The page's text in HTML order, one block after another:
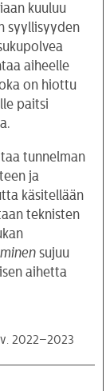
kuuluu
syyllisyyden
aiheelle
on hiottu
paitsi
tunnelman
ja
käsitellään
teknisten
sujuu
aihetta
2022–2023